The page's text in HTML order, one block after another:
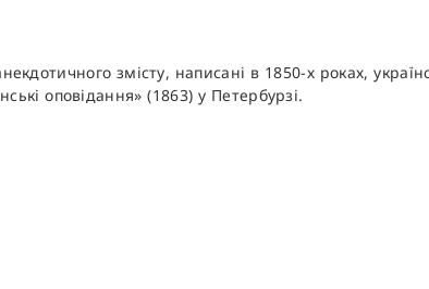
змісту, написані в 1850-х роках,
оповідання» (1863) у Петербурзі.